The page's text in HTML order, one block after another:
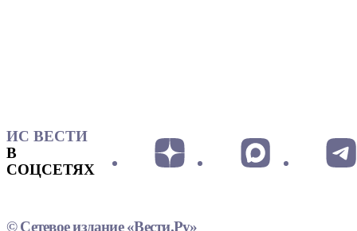
ИС ВЕСТИ
В
СОЦСЕТЯХ
© Сетевое издание «Вести.Ру»